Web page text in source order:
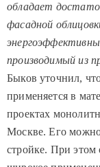
обладает
фасадной
производимый из
Быков уточнил,
применяется в
проектах
Москве. Его можно
стройке. При этом